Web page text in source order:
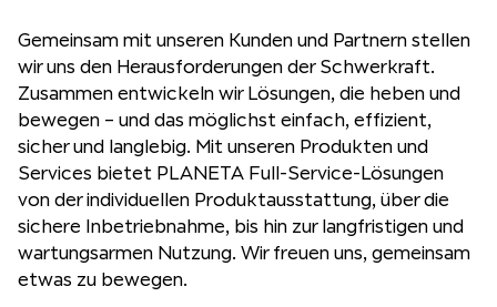
Gemeinsam mit unseren Kunden und Partnern stellen
wir uns den Herausforderungen der Schwerkraft.
Zusammen entwickeln wir Lösungen, die heben und
bewegen – und das möglichst einfach, effizient,
sicher und langlebig. Mit unseren Produkten und
Services bietet PLANETA Full-Service-Lösungen
von der individuellen Produktausstattung, über die
sichere Inbetriebnahme, bis hin zur langfristigen und
wartungsarmen Nutzung. Wir freuen uns, gemeinsam
etwas zu bewegen.